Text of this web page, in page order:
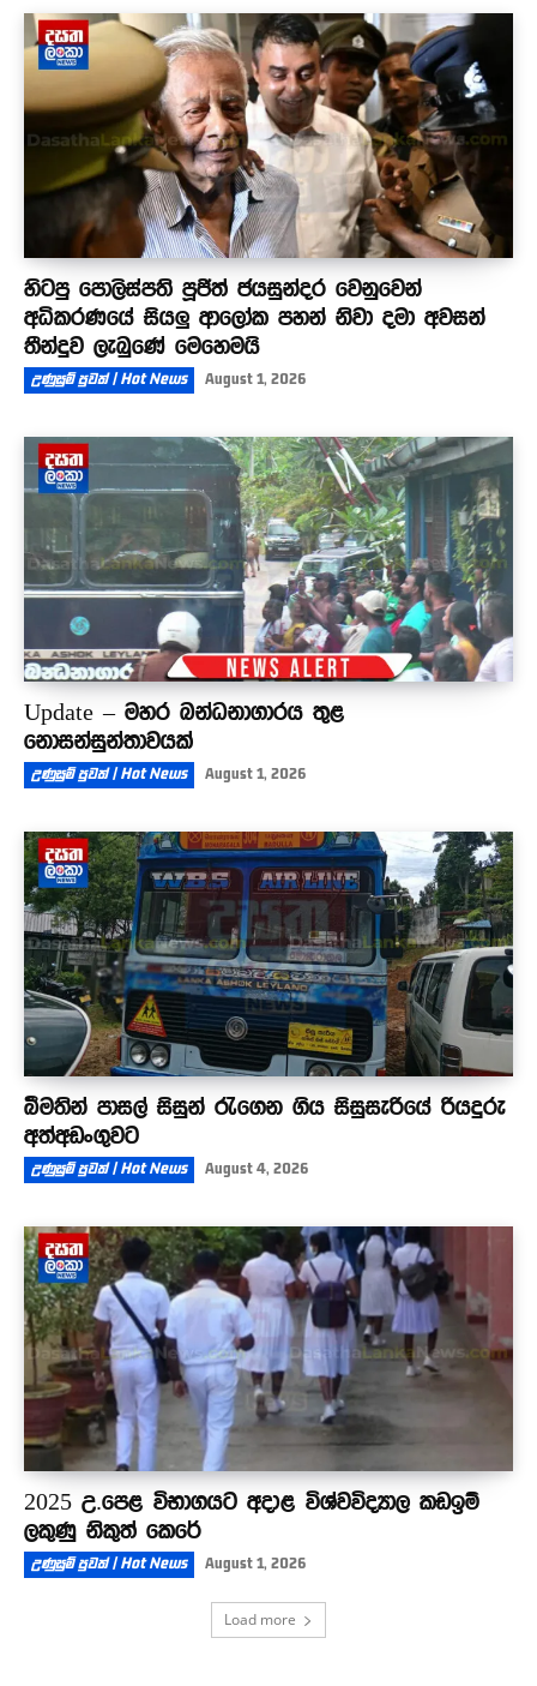
හිටපු පොලිස්පති පූජිත් ජයසුන්දර වෙනුවෙන්
අධිකරණයේ සියලු ආලෝක පහන් නිවා දමා අවසන්
තීන්දුව ලැබුණේ මෙහෙමයි
උණුසුම් පුවත් | Hot News August 1, 2026
Update – මහර බන්ධනාගාරය තුළ
නොසන්සුන්තාවයක්
උණුසුම් පුවත් | Hot News August 1, 2026
බීමතින් පාසල් සිසුන් රැගෙන ගිය සිසුසැරියේ රියදුරු
අත්අඩංගුවට
උණුසුම් පුවත් | Hot News August 4, 2026
2025 උ.පෙළ විභාගයට අදාළ විශ්වවිද්‍යාල කඩඉම්
ලකුණු නිකුත් කෙරේ
උණුසුම් පුවත් | Hot News August 1, 2026
Load more